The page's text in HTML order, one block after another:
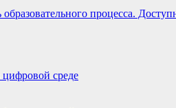
процесса.
цифровой среде